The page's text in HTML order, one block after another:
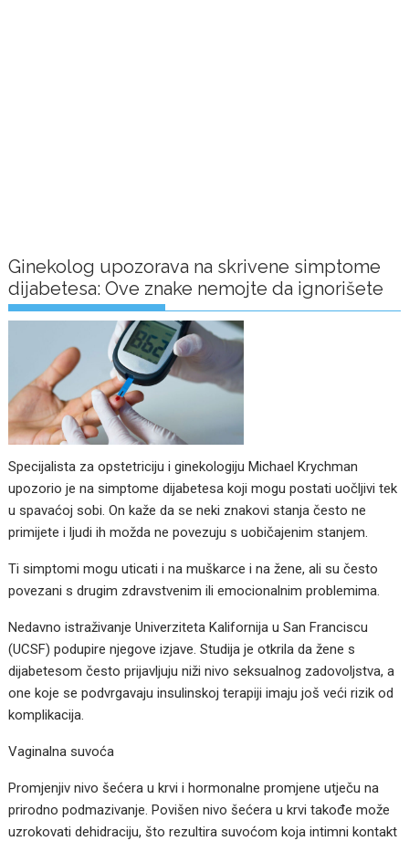
Ginekolog upozorava na skrivene simptome
dijabetesa: Ove znake nemojte da ignorišete
Specijalista za opstetriciju i ginekologiju Michael Krychman
upozorio je na simptome dijabetesa koji mogu postati uočljivi tek
u spavaćoj sobi. On kaže da se neki znakovi stanja često ne
primijete i ljudi ih možda ne povezuju s uobičajenim stanjem.
Ti simptomi mogu uticati i na muškarce i na žene, ali su često
povezani s drugim zdravstvenim ili emocionalnim problemima.
Nedavno istraživanje Univerziteta Kalifornija u San Franciscu
(UCSF) podupire njegove izjave. Studija je otkrila da žene s
dijabetesom često prijavljuju niži nivo seksualnog zadovoljstva, a
one koje se podvrgavaju insulinskoj terapiji imaju još veći rizik od
komplikacija.
Vaginalna suvoća
Promjenjiv nivo šećera u krvi i hormonalne promjene utječu na
prirodno podmazivanje. Povišen nivo šećera u krvi takođe može
uzrokovati dehidraciju, što rezultira suvoćom koja intimni kontakt